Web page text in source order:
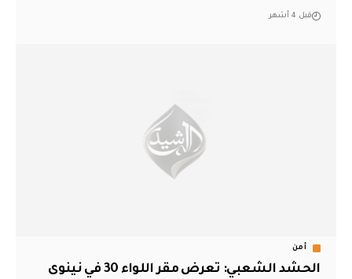
قبل 4 أشهر
أمن
الحشد الشعبي: تعرض مقر اللواء 30 في نينوى